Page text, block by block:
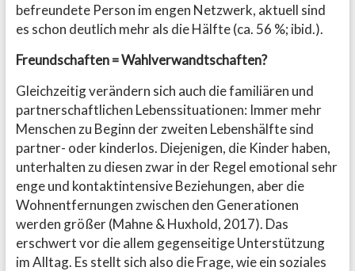
befreundete Person im engen Netzwerk, aktuell sind
es schon deutlich mehr als die Hälfte (ca. 56 %; ibid.).
Freundschaften = Wahlverwandtschaften?
Gleichzeitig verändern sich auch die familiären und
partnerschaftlichen Lebenssituationen: Immer mehr
Menschen zu Beginn der zweiten Lebenshälfte sind
partner- oder kinderlos. Diejenigen, die Kinder haben,
unterhalten zu diesen zwar in der Regel emotional sehr
enge und kontaktintensive Beziehungen, aber die
Wohnentfernungen zwischen den Generationen
werden größer (Mahne & Huxhold, 2017). Das
erschwert vor die allem gegenseitige Unterstützung
im Alltag. Es stellt sich also die Frage, wie ein soziales